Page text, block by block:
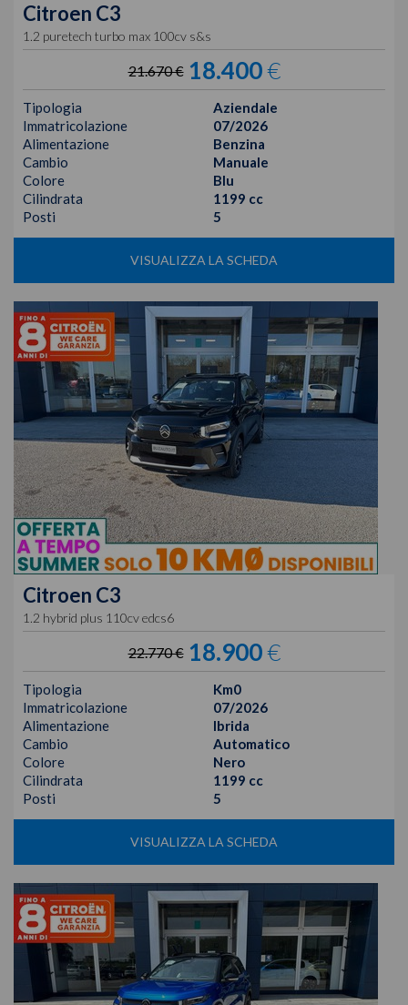
Citroen C3
1.2 puretech turbo max 100cv s&s
21.670 € 18.400€
Tipologia
Aziendale
Immatricolazione
07/2026
Alimentazione
Benzina
Cambio
Manuale
Colore
Blu
Cilindrata
1199 cc
Posti
5
VISUALIZZA LA SCHEDA
Citroen C3
1.2 hybrid plus 110cv edcs6
22.770 € 18.900€
Tipologia
Km0
Immatricolazione
07/2026
Alimentazione
Ibrida
Cambio
Automatico
Colore
Nero
Cilindrata
1199 cc
Posti
5
VISUALIZZA LA SCHEDA